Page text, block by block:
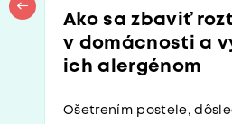
Ako sa zbaviť
v domácnosti a
ich alergénom
Ošetrením postele,